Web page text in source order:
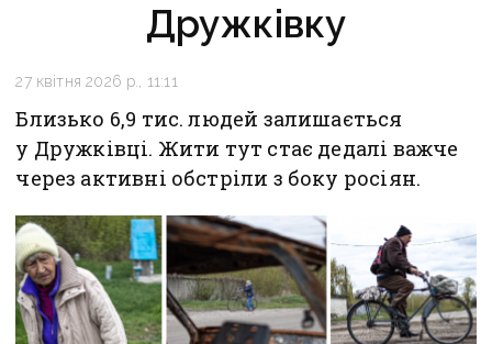
Дружківку
27 квітня 2026 р., 11:11
Близько 6,9 тис. людей залишається
у Дружківці. Жити тут стає дедалі важче
через активні обстріли з боку росіян.